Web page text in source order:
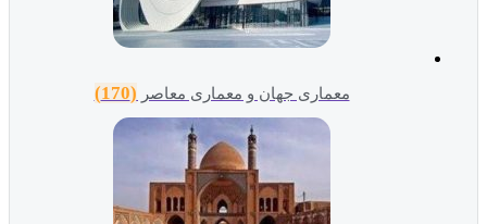
معماری جهان و معماری معاصر(170)